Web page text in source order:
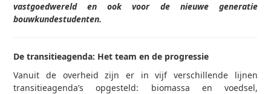
vastgoedwereld en ook voor de nieuwe generatie
bouwkundestudenten.
De transitieagenda: Het team en de progressie
Vanuit de overheid zijn er in vijf verschillende lijnen
transitieagenda’s opgesteld: biomassa en voedsel,